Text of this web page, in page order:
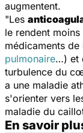
augmentent.
"Les
le rendent
médicaments
pulmonaire…) et
turbulence du
a une maladie
s'orienter vers
maladie du
En savoir